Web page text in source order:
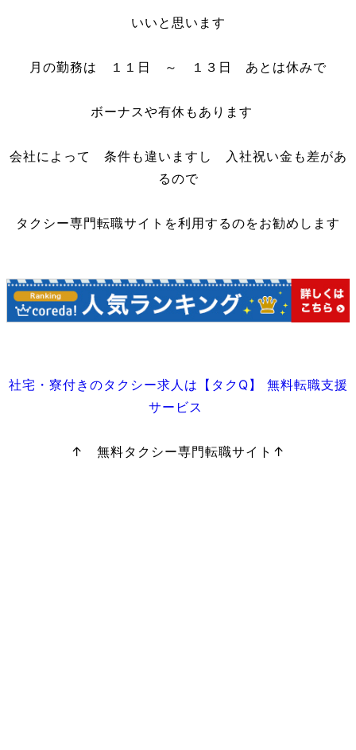
いいと思います
月の勤務は １１日 ～ １３日 あとは休みで
ボーナスや有休もあります
会社によって 条件も違いますし 入社祝い金も差があ
るので
タクシー専門転職サイトを利用するのをお勧めします
社宅・寮付きのタクシー求人は【タクQ】 無料転職支援
サービス
↑ 無料タクシー専門転職サイト↑